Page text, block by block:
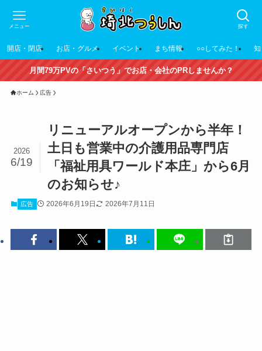
探す
メニュー
開店・閉店 お店・グルメ イベント まち情報 ○○してみた！
月間79万PVの「さいつう」でお店・会社のPRしませんか？
ホーム 広告
リニューアルオープンから半年！
土日も営業中の介護用品専門店
「福祉用具ワールド本庄」から6月
のお知らせ♪
2026
6/19
広告 2026年6月19日 2026年7月11日